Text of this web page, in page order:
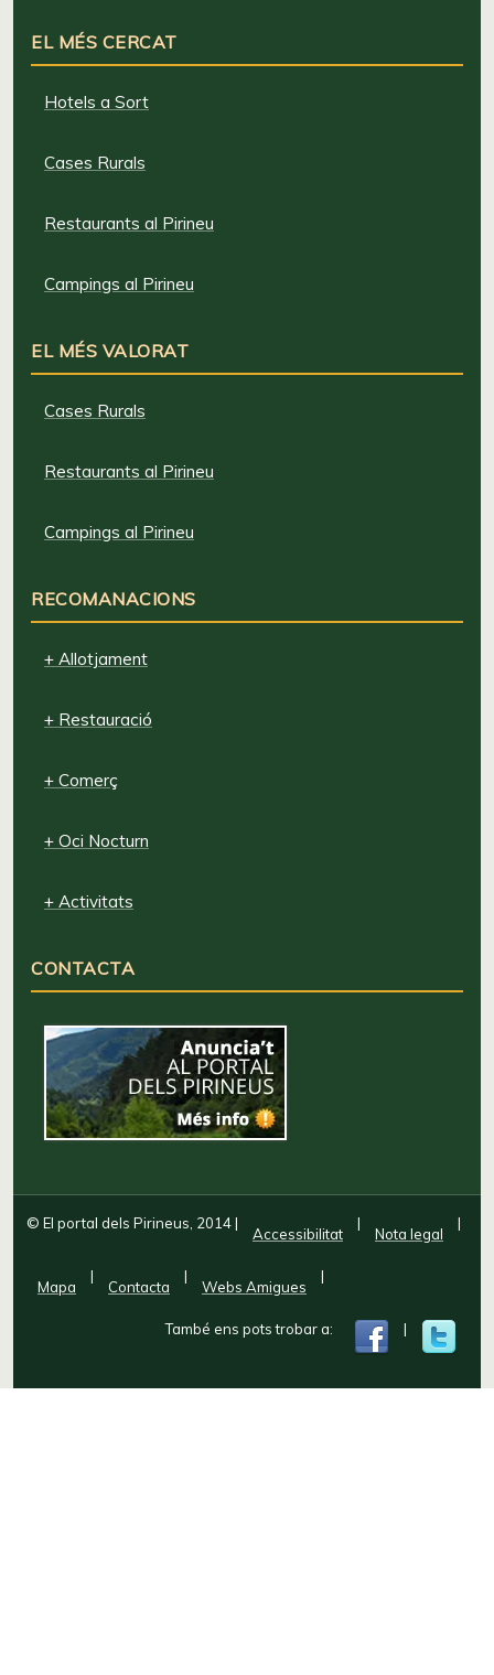
EL MÉS CERCAT
Hotels a Sort
Cases Rurals
Restaurants al Pirineu
Campings al Pirineu
EL MÉS VALORAT
Cases Rurals
Restaurants al Pirineu
Campings al Pirineu
RECOMANACIONS
+ Allotjament
+ Restauració
+ Comerç
+ Oci Nocturn
+ Activitats
CONTACTA
© El portal dels Pirineus, 2014|
Accessibilitat
|
Nota legal
|
Mapa
|
Contacta
|
Webs Amigues
|
També ens pots trobar a: |